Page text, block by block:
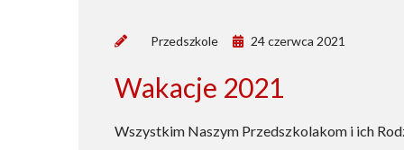
Przedszkole 24 czerwca 2021
Wakacje 2021
Wszystkim Naszym Przedszkolakom i ich